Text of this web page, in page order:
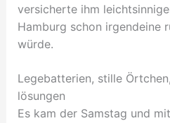
versicherte ihm
Hamburg schon irgendeine
würde.
Legebatterien, stille
lösungen
Es kam der Samstag und